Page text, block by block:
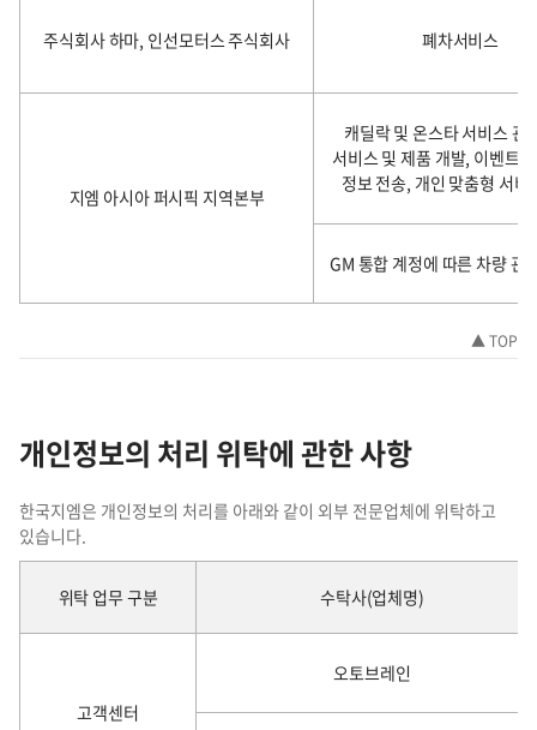
주식회사 하마, 인선모터스 주식회사 폐차서비스
지엠 아시아 퍼시픽 지역본부
캐딜락 및 온스타 서비스 관
서비스 및 제품 개발, 이벤트
정보 전송, 개인 맞춤형 서비
GM 통합 계정에 따른 차량 관
▲ TOP
개인정보의 처리 위탁에 관한 사항
한국지엠은 개인정보의 처리를 아래와 같이 외부 전문업체에 위탁하고
있습니다.
위탁 업무 구분 수탁사(업체명)
고객센터
오토브레인